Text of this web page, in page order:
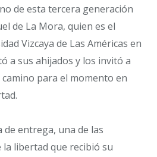
de esta tercera generación
de La Mora, quien es el
Vizcaya de Las Américas en
a sus ahijados y los invitó a
para el momento en
entrega, una de las
libertad que recibió su